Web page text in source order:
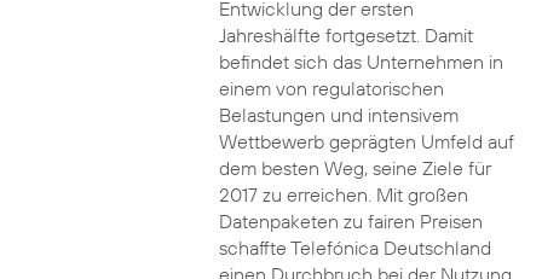
Entwicklung der ersten
Jahreshälfte fortgesetzt. Damit
befindet sich das Unternehmen in
einem von regulatorischen
Belastungen und intensivem
Wettbewerb geprägten Umfeld auf
dem besten Weg, seine Ziele für
2017 zu erreichen. Mit großen
Datenpaketen zu fairen Preisen
schaffte Telefónica Deutschland
einen Durchbruch bei der Nutzung